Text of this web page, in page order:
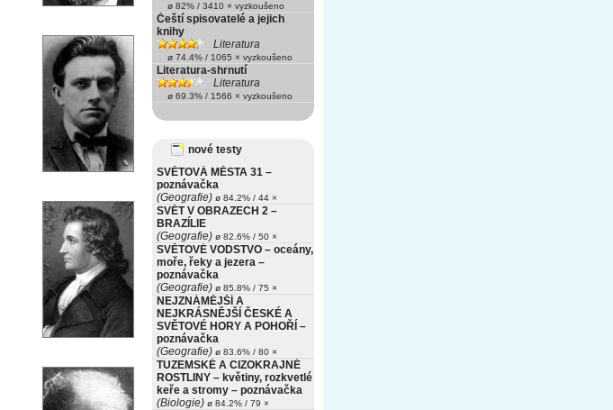
ø 82% / 3410 × vyzkoušeno
Čeští spisovatelé a jejich
knihy
Literatura
ø 74.4% / 1065 × vyzkoušeno
Literatura-shrnutí
Literatura
ø 69.3% / 1566 × vyzkoušeno
nové testy
SVĚTOVÁ MĚSTA 31 –
poznávačka
(Geografie) ø 84.2% / 44 ×
SVĚT V OBRAZECH 2 –
BRAZÍLIE
(Geografie) ø 82.6% / 50 ×
SVĚTOVÉ VODSTVO – oceány,
moře, řeky a jezera –
poznávačka
(Geografie) ø 85.8% / 75 ×
NEJZNÁMĚJŠÍ A
NEJKRÁSNĚJŠÍ ČESKÉ A
SVĚTOVÉ HORY A POHOŘÍ –
poznávačka
(Geografie) ø 83.6% / 80 ×
TUZEMSKÉ A CIZOKRAJNÉ
ROSTLINY – květiny, rozkvetlé
keře a stromy – poznávačka
(Biologie) ø 84.2% / 79 ×